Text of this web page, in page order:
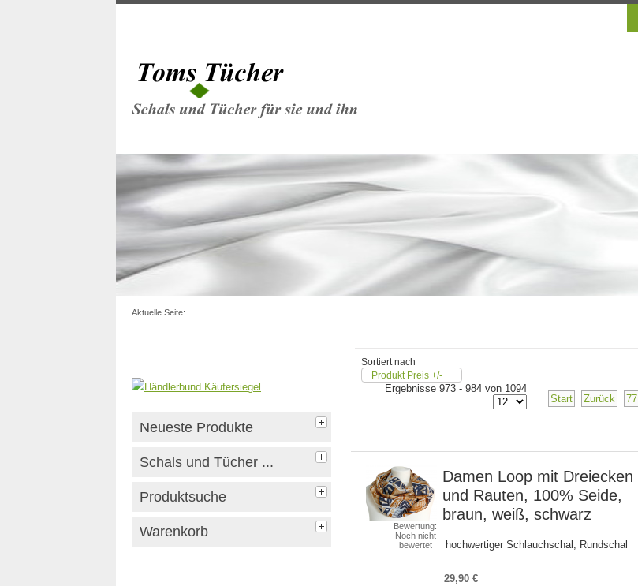
Aktuelle Seite:
Neueste Produkte
Schals und Tücher ...
Produktsuche
Warenkorb
Sortiert nach
Produkt Preis +/-
Ergebnisse 973 - 984 von 1094
Start
Zurück 77
Bewertung:
Noch nicht
bewertet
Damen Loop mit Dreiecken
und Rauten, 100% Seide,
braun, weiß, schwarz
hochwertiger Schlauchschal, Rundschal
29,90 €